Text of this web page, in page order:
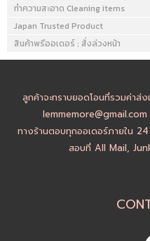
ทำความสะอาด Cleaning items
Japan Trusted Product
สินค้าพรีออเดอร์ : สั่งล่วงหน้า
ลูกค้าจะทราบยอดโอนที่รวมค่าส่
ทางร้านตอบทุกออเดอร์ภายใน
สอบที่ All Mail,